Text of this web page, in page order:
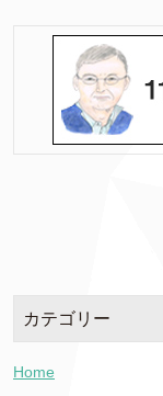
カテゴリー
Home